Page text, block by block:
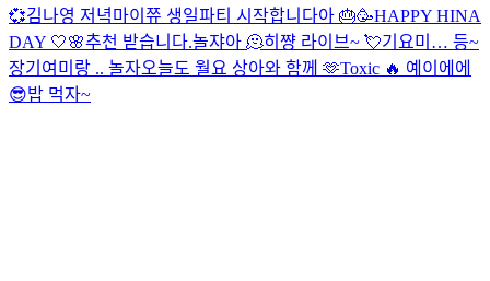
💞김나영 저녁마이쮸 생일파티 시작합니다아 🎂🥳HAPPY HINA
DAY 🤍🌸추천 받습니다.놀쟈아 🫠히쨩 라이브~ 💘기요미… 등~
장기여미랑 .. 놀자오늘도 월요 상아와 함께 🫶Toxic 🔥 예이에에
😎밥 먹자~